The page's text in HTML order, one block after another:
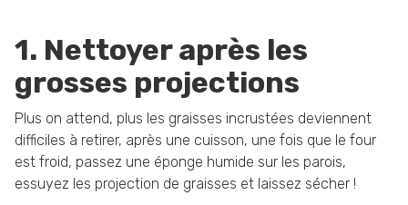
1. Nettoyer après les
grosses projections
Plus on attend, plus les graisses incrustées deviennent
difficiles à retirer, après une cuisson, une fois que le four
est froid, passez une éponge humide sur les parois,
essuyez les projection de graisses et laissez sécher !